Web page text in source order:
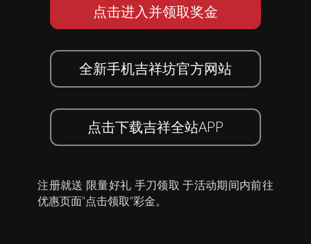
点击进入并领取奖金
全新手机吉祥坊官方网站
点击下载吉祥全站APP
注册就送 限量好礼 手刀领取 于活动期间内前往
优惠页面”点击领取”彩金。